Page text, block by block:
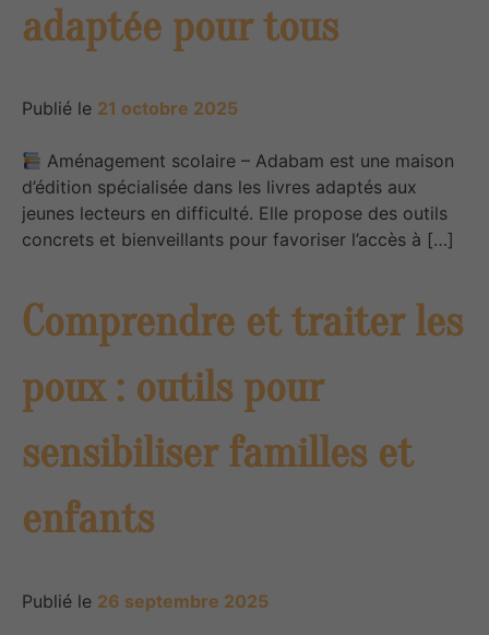
adaptée pour tous
Publié le 21 octobre 2025
Aménagement scolaire – Adabam est une maison
d’édition spécialisée dans les livres adaptés aux
jeunes lecteurs en difficulté. Elle propose des outils
concrets et bienveillants pour favoriser l’accès à […]
Comprendre et traiter les
poux : outils pour
sensibiliser familles et
enfants
Publié le 26 septembre 2025